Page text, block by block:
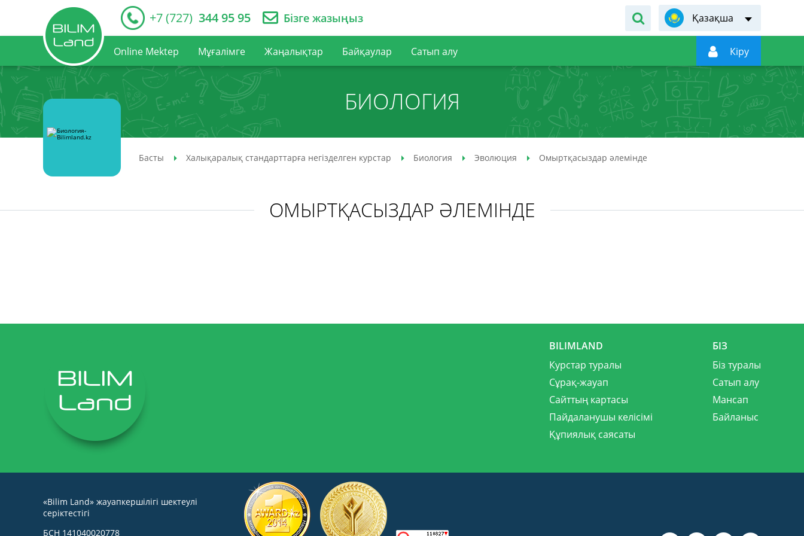
+7 (727) 344 95 95 Бізге жазыңыз Қазақша
Online Mektep Мұғалімге Жаңалықтар Байқаулар Сатып алу  Кiру
БИОЛОГИЯ
Басты Халықаралық стандарттарға негізделген курстар Биология Эволюция Омыртқасыздар әлемінде
ОМЫРТҚАСЫЗДАР ӘЛЕМІНДЕ
BILIMLAND
Курстар туралы
Сұрақ-жауап
Сайттың картасы
Пайдаланушы келісімі
Құпиялық саясаты
БІЗ
Біз туралы
Сатып алу
Мансап
Байланыс
«Bilim Land» жауапкершілігі шектеулі
серіктестігі
БСН 141040020778